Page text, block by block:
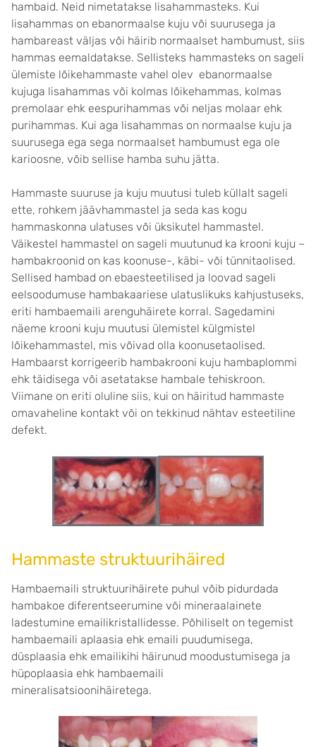
hambaid. Neid nimetatakse lisahammasteks. Kui
lisahammas on ebanormaalse kuju või suurusega ja
hambareast väljas või häirib normaalset hambumust, siis
hammas eemaldatakse. Sellisteks hammasteks on sageli
ülemiste lõikehammaste vahel olev ebanormaalse
kujuga lisahammas või kolmas lõikehammas, kolmas
premolaar ehk eespurihammas või neljas molaar ehk
purihammas. Kui aga lisahammas on normaalse kuju ja
suurusega ega sega normaalset hambumust ega ole
karioosne, võib sellise hamba suhu jätta.
Hammaste suuruse ja kuju muutusi tuleb küllalt sageli
ette, rohkem jäävhammastel ja seda kas kogu
hammaskonna ulatuses või üksikutel hammastel.
Väikestel hammastel on sageli muutunud ka krooni kuju –
hambakroonid on kas koonuse-, käbi- või tünnitaolised.
Sellised hambad on ebaesteetilised ja loovad sageli
eelsoodumuse hambakaariese ulatuslikuks kahjustuseks,
eriti hambaemaili arenguhäirete korral. Sagedamini
näeme krooni kuju muutusi ülemistel külgmistel
lõikehammastel, mis võivad olla koonusetaolised.
Hambaarst korrigeerib hambakrooni kuju hambaplommi
ehk täidisega või asetatakse hambale tehiskroon.
Viimane on eriti oluline siis, kui on häiritud hammaste
omavaheline kontakt või on tekkinud nähtav esteetiline
defekt.
Hammaste struktuurihäired
Hambaemaili struktuurihäirete puhul võib pidurdada
hambakoe diferentseerumine või mineraalainete
ladestumine emailikristallidesse. Põhiliselt on tegemist
hambaemaili aplaasia ehk emaili puudumisega,
düsplaasia ehk emailikihi häirunud moodustumisega ja
hüpoplaasia ehk hambaemaili
mineralisatsioonihäiretega.